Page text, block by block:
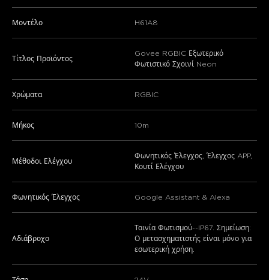
Μοντέλο H61A8
Τίτλος Προϊόντος
Govee RGBIC Εξωτερικό
Φωτιστικό Σχοινί Neon
Χρώματα RGBIC
Μήκος 10m
Μέθοδοι Ελέγχου
Φωνητικός Έλεγχος, Έλεγχος APP,
Κουτί Ελέγχου
Φωνητικός Έλεγχος Google Assistant & Alexa
Αδιάβροχο
Ταινία Φωτισμού--IP67. Σημείωση:
Ο μετασχηματιστής είναι μόνο για
εσωτερική χρήση.